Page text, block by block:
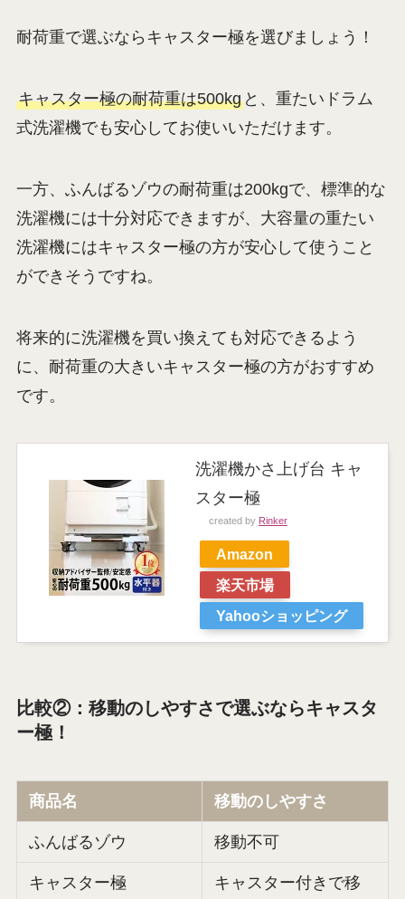
耐荷重で選ぶならキャスター極を選びましょう！
キャスター極の耐荷重は500kgと、重たいドラム
式洗濯機でも安心してお使いいただけます。
一方、ふんばるゾウの耐荷重は200kgで、標準的な
洗濯機には十分対応できますが、大容量の重たい
洗濯機にはキャスター極の方が安心して使うこと
ができそうですね。
将来的に洗濯機を買い換えても対応できるよう
に、耐荷重の大きいキャスター極の方がおすすめ
です。
洗濯機かさ上げ台 キャ
スター極
created by Rinker
Amazon
楽天市場
Yahooショッピング
比較②：移動のしやすさで選ぶならキャスタ
ー極！
商品名 移動のしやすさ
ふんばるゾウ 移動不可
キャスター極
キャスター付きで移